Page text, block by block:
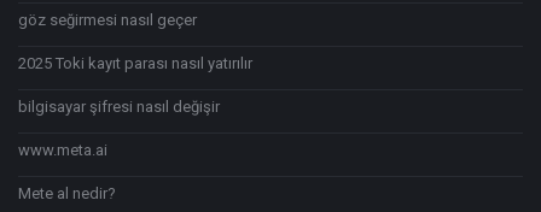
göz seğirmesi nasıl geçer
2025 Toki kayıt parası nasıl yatırılır
bilgisayar şifresi nasıl değişir
www.meta.ai
Mete al nedir?